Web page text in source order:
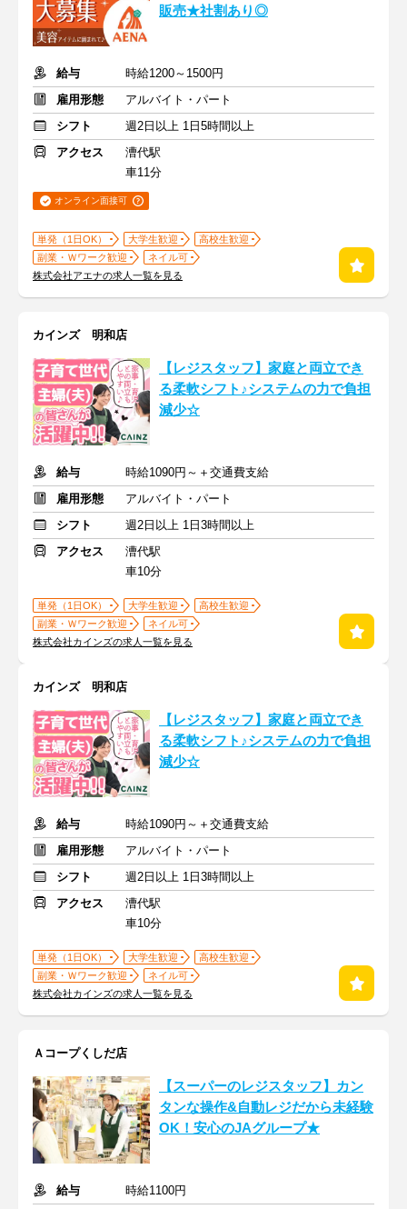
販売★社割あり◎
給与
時給1200～1500円
雇用形態
アルバイト・パート
シフト
週2日以上 1日5時間以上
アクセス
漕代駅
車11分
オンライン面接可
単発（1日OK） 大学生歓迎
高校生歓迎
副業・Ｗワーク歓迎
ネイル可
株式会社アエナの求人一覧を見る
カインズ 明和店
【レジスタッフ】家庭と両立でき
る柔軟シフト♪システムの力で負担
減少☆
給与
時給1090円～＋交通費支給
雇用形態
アルバイト・パート
シフト
週2日以上 1日3時間以上
アクセス
漕代駅
車10分
単発（1日OK） 大学生歓迎
高校生歓迎
副業・Ｗワーク歓迎
ネイル可
株式会社カインズの求人一覧を見る
カインズ 明和店
【レジスタッフ】家庭と両立でき
る柔軟シフト♪システムの力で負担
減少☆
給与
時給1090円～＋交通費支給
雇用形態
アルバイト・パート
シフト
週2日以上 1日3時間以上
アクセス
漕代駅
車10分
単発（1日OK） 大学生歓迎
高校生歓迎
副業・Ｗワーク歓迎
ネイル可
株式会社カインズの求人一覧を見る
Ａコープくしだ店
【スーパーのレジスタッフ】カン
タンな操作&自動レジだから未経験
OK！安心のJAグループ★
給与
時給1100円